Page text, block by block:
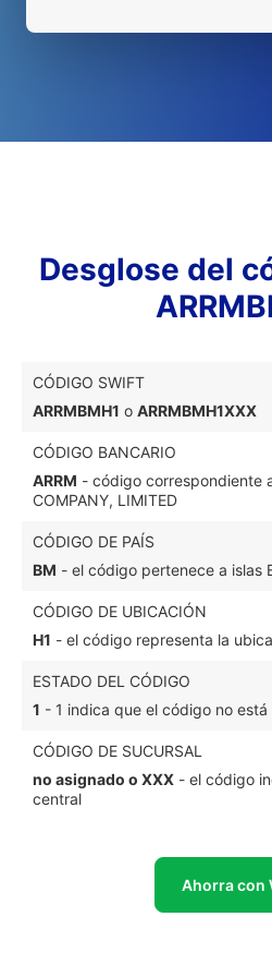
Desglose del
CÓDIGO SWIFT
ARRMBMH1 o ARRMBMH1XXX
CÓDIGO BANCARIO
ARRM - código correspondiente
COMPANY, LIMITED
CÓDIGO DE PAÍS
BM - el código pertenece a islas
CÓDIGO DE UBICACIÓN
H1 - el código representa la
ESTADO DEL CÓDIGO
1 - 1 indica que el código no
CÓDIGO DE SUCURSAL
no asignado o XXX - el código
central
Ahorra con